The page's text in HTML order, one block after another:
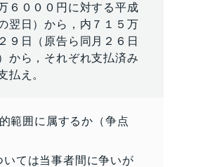
６０００円に対する平成
翌日）から，内７１５万
９日（原告ら同月２６日
から，それぞれ支払済み
払え。
範囲に属するか（争点
ては当事者間に争いが